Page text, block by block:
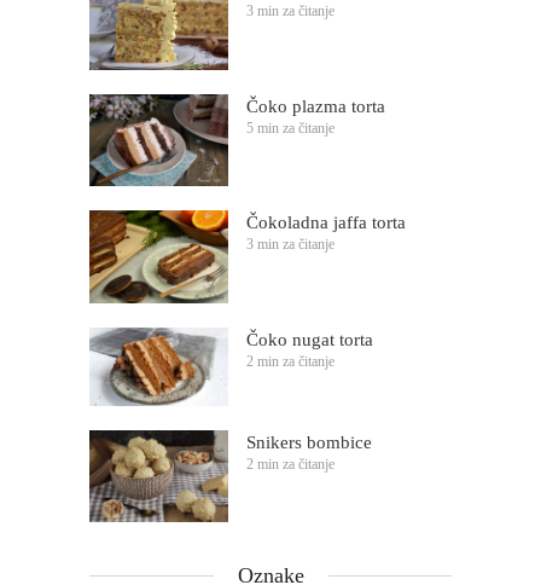
3 min za čitanje
Čoko plazma torta
5 min za čitanje
Čokoladna jaffa torta
3 min za čitanje
Čoko nugat torta
2 min za čitanje
Snikers bombice
2 min za čitanje
Oznake